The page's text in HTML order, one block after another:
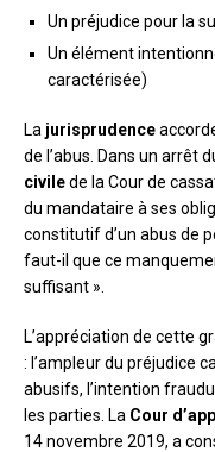
Un préjudice pour la
Un élément
caractérisée)
La jurisprudence
de l’abus. Dans un arrêt
civilede la Cour de
du mandataire à ses
constitutif d’un abus de
faut-il que ce
suffisant ».
L’appréciation de cette
: l’ampleur du préjudice
abusifs, l’intention
les parties. La Cour
14 novembre 2019, a